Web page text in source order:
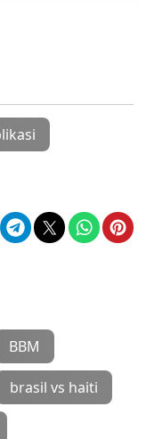
BBM
brasil vs haiti